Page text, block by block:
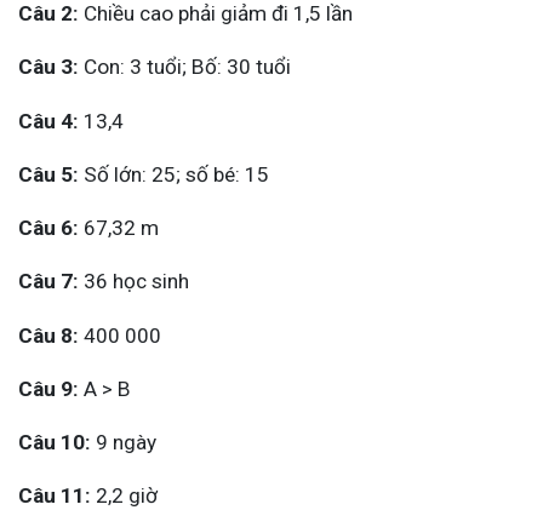
Câu 2: Chiều cao phải giảm đi 1,5 lần
Câu 3: Con: 3 tuổi; Bố: 30 tuổi
Câu 4: 13,4
Câu 5: Số lớn: 25; số bé: 15
Câu 6: 67,32 m
Câu 7: 36 học sinh
Câu 8: 400 000
Câu 9: A > B
Câu 10: 9 ngày
Câu 11: 2,2 giờ